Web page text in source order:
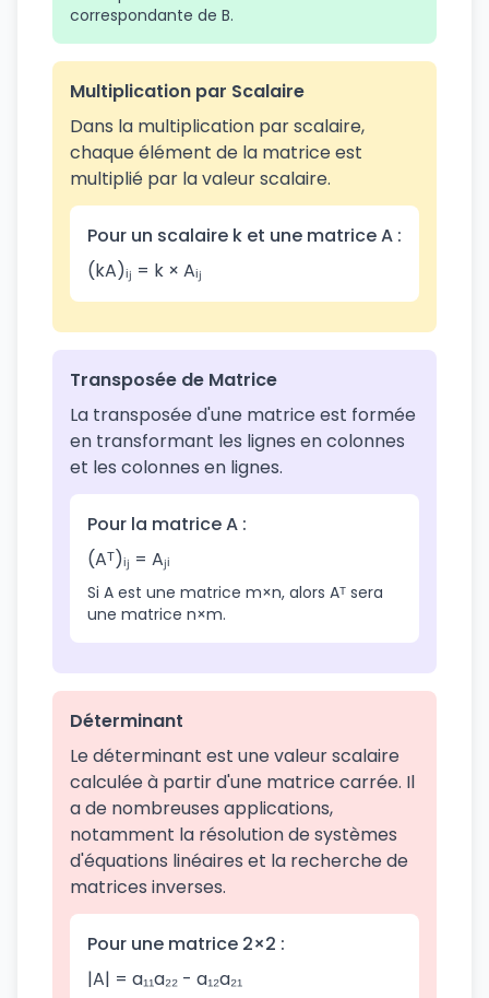
correspondante de B.
Multiplication par Scalaire
Dans la multiplication par scalaire,
chaque élément de la matrice est
multiplié par la valeur scalaire.
Pour un scalaire k et une matrice A :
(kA)ᵢⱼ = k × Aᵢⱼ
Transposée de Matrice
La transposée d'une matrice est formée
en transformant les lignes en colonnes
et les colonnes en lignes.
Pour la matrice A :
(Aᵀ)ᵢⱼ = Aⱼᵢ
Si A est une matrice m×n, alors Aᵀ sera
une matrice n×m.
Déterminant
Le déterminant est une valeur scalaire
calculée à partir d'une matrice carrée. Il
a de nombreuses applications,
notamment la résolution de systèmes
d'équations linéaires et la recherche de
matrices inverses.
Pour une matrice 2×2 :
|A| = a₁₁a₂₂ - a₁₂a₂₁